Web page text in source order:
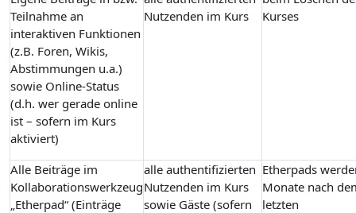
Teilnahme an
interaktiven Funktionen
(z.B. Foren, Wikis,
Abstimmungen u.a.)
sowie Online-Status
(d.h. wer gerade online
ist – sofern im Kurs
aktiviert)
Nutzenden im Kurs
Kurses
Alle Beiträge im
Kollaborationswerkzeug
„Etherpad“ (Einträge
alle authentifizierten
Nutzenden im Kurs
sowie Gäste (sofern
Etherpads
Monate nach
letzten